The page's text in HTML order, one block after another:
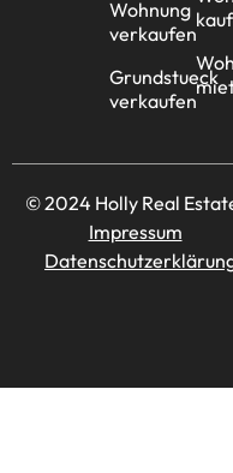
Wohnung
verkaufen
Grundstueck
verkaufen
© 2024 Holly Real
Impressum